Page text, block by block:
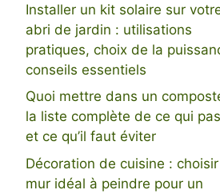
Installer un kit solaire sur
abri de jardin : utilisations
pratiques, choix de la
conseils essentiels
Quoi mettre dans un
la liste complète de ce qui
et ce qu’il faut éviter
Décoration de cuisine :
mur idéal à peindre pour un